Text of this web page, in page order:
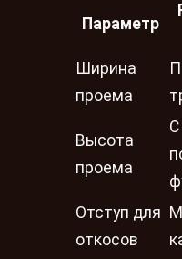
Параметр
Ширина
проема
Высота
проема
Отступ для
откосов